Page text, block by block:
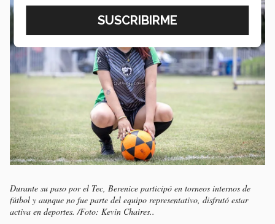
Durante su paso por el Tec, Berenice participó en torneos internos de
fútbol y aunque no fue parte del equipo representativo, disfrutó estar
activa en deportes. /Foto: Kevin Chaires..